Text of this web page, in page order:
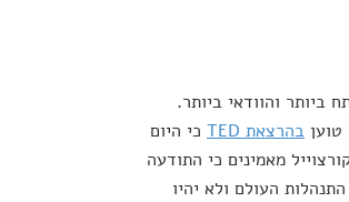
ביותר והוודאי ביותר.
בהרצאת TED
כי היום
מאמינים כי התודעה
העולם ולא יהיו